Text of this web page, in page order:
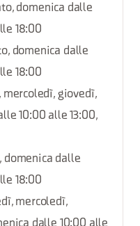
domenica dalle
18:00
domenica dalle
18:00
mercoledì, giovedì,
10:00 alle 13:00,
domenica dalle
18:00
mercoledì,
dalle 10:00 alle